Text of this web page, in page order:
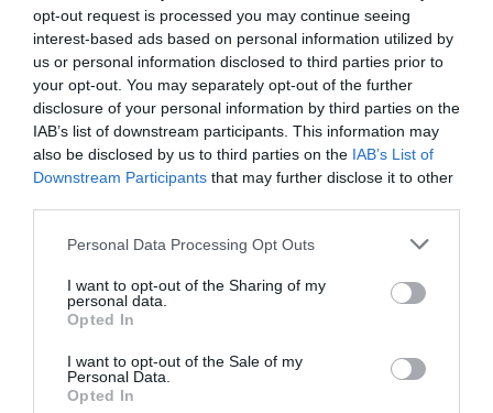
opt-out request is processed you may continue seeing
interest-based ads based on personal information utilized by
us or personal information disclosed to third parties prior to
your opt-out. You may separately opt-out of the further
disclosure of your personal information by third parties on the
IAB’s list of downstream participants. This information may
also be disclosed by us to third parties on the IAB’s List of
Downstream Participants that may further disclose it to other
Personal Data Processing Opt Outs
I want to opt-out of the Sharing of my
personal data.
Opted In
I want to opt-out of the Sale of my
Personal Data.
Opted In
Tags
ΕΚΔΟΣΕΙΣ ΚΑΣΤΑΝΙΩΤΗ
Newsletter
την Τέχνη και τον Πολιτισμό!
Ακολουθήστε το Culturenow.gr